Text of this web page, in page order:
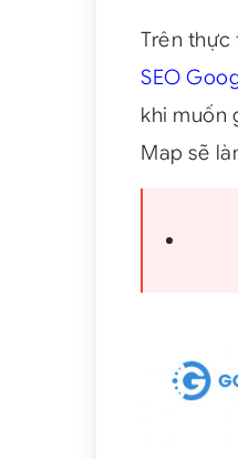
Trên thực
SEO
khi muốn
Map sẽ